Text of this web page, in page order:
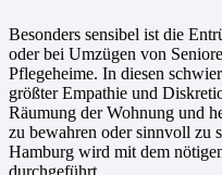
Besonders sensibel ist die
oder bei Umzügen von
Pflegeheime. In diesen
größter Empathie und
Räumung der Wohnung und
zu bewahren oder sinnvoll zu
Hamburg wird mit dem
durchgeführt.